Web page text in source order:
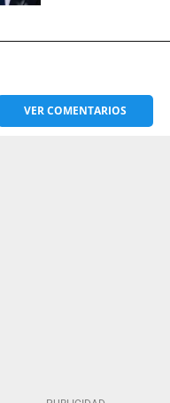
VERCOMENTARIOS